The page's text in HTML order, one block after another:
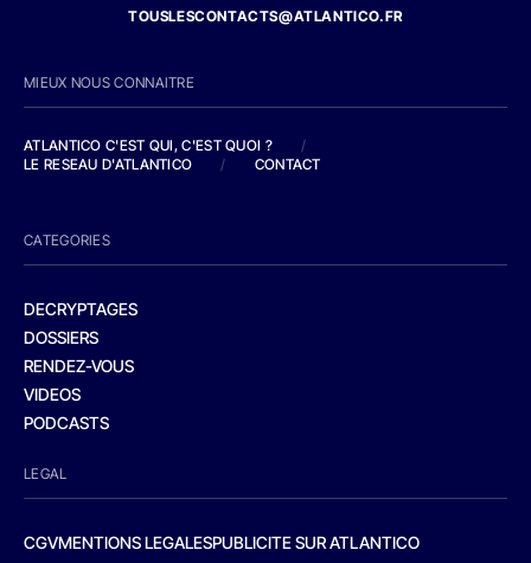
TOUSLESCONTACTS@ATLANTICO.FR
MIEUX NOUS CONNAITRE
ATLANTICO C'EST QUI, C'EST QUOI ?
/
LE RESEAU D'ATLANTICO
/ CONTACT
CATEGORIES
DECRYPTAGES
DOSSIERS
RENDEZ-VOUS
VIDEOS
PODCASTS
LEGAL
CGVMENTIONS LEGALESPUBLICITE SUR ATLANTICO